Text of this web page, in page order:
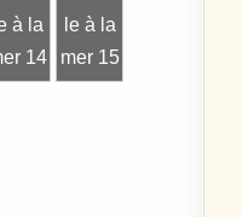
à la
14
le à la
mer 15